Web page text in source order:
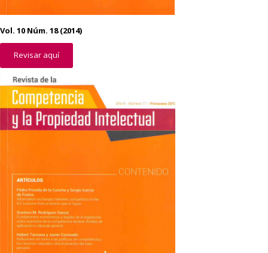
Vol. 10 Núm. 18 (2014)
Revisar aquí